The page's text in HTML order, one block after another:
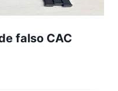
falso CAC